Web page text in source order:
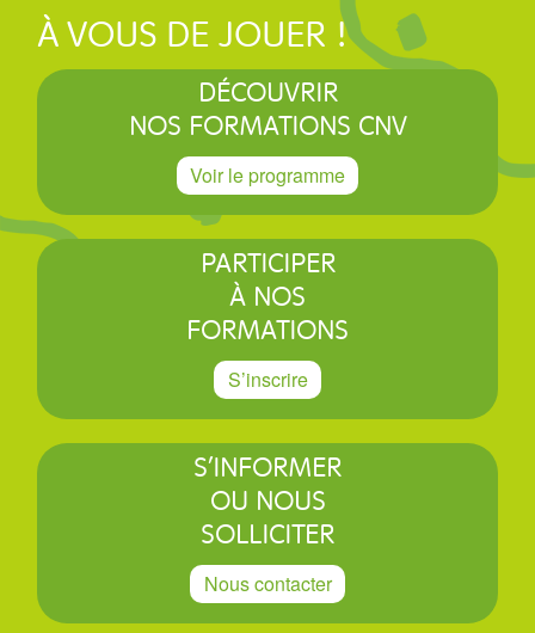
À VOUS DE JOUER !
DÉCOUVRIR
NOS FORMATIONS CNV
Voir le programme
PARTICIPER
À NOS
FORMATIONS
S’inscrire
S’INFORMER
OU NOUS
SOLLICITER
Nous contacter